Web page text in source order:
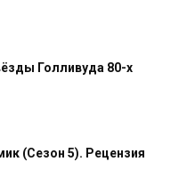
Голливуда 80-х
(Сезон 5). Рецензия